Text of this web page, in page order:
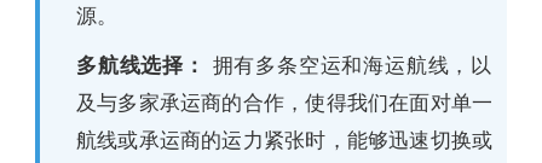
源。
多航线选择： 拥有多条空运和海运航线，以
及与多家承运商的合作，使得我们在面对单一
航线或承运商的运力紧张时，能够迅速切换或